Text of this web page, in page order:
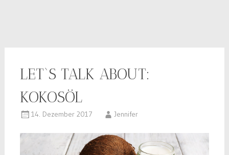
LET`S TALK ABOUT:
KOKOSÖL
14. Dezember 2017 Jennifer